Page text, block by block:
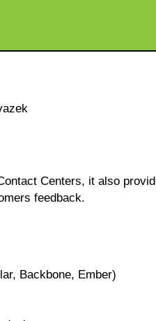
Centers, it also
feedback.
Backbone, Ember)